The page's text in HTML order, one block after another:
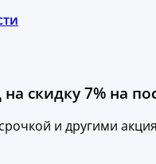
скидку 7% на
и другими